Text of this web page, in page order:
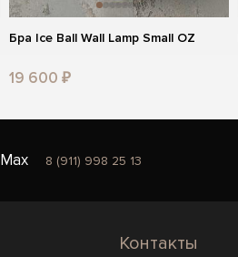
Бра Ice Ball Wall Lamp Small OZ
19 600 ₽
Max 8 (911) 998 25 13
Контакты